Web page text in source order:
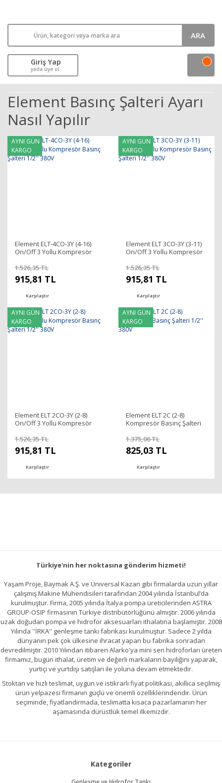
ARA
Giriş Yap
yada üye ol
Element Basınç Şalteri Ayarı
Nasıl Yapılır
AYNI GÜN
KARGO
Element ELT-4CO-3Y (4-16)
On/Off 3 Yollu Kompresör
1.526,35 TL
915,81 TL
Karşılaştır
AYNI GÜN
KARGO
Element ELT 3CO-3Y (3-11)
On/Off 3 Yollu Kompresör
1.526,35 TL
915,81 TL
Karşılaştır
AYNI GÜN
KARGO
Element ELT 2CO-3Y (2-8)
On/Off 3 Yollu Kompresör
1.526,35 TL
915,81 TL
Karşılaştır
AYNI GÜN
KARGO
Element ELT 2C (2-8)
Kompresör Basınç Şalteri
1.375,06 TL
825,03 TL
Karşılaştır
Türkiye'nin her noktasına gönderim hizmeti!
Yaşam Proje, Baymak A.Ş. ve Üniversal Kazan gibi firmalarda uzun yıllar
çalışmış Makine Mühendisileri tarafından 2004 yılında İstanbul’da
kurulmuştur. Firma, 2005 yılında İtalya pompa üreticilerinden ASTRA
GROUP-OSIP firmasının Türkiye distribütörlüğünü almıştır. 2006 yılında
uzak doğudan pompa ve hidrofor aksesuarları ithalatına başlamıştır. 2008
Yılında ''İRKA'' genleşme tankı fabrikası kurulmuştur. Sadece 2 yılda
dünyanın pek çok ülkesine ihracat yapan bu fabrika sonradan
devredilmiştir. 2010 Yılından itibaren Alarko'ya mini seri hidroforları üreten
firmamız, bugün ithalat, üretim ve değerli markaların bayiliğini yaparak,
yurtiçi ve yurtdışı satışları ile yoluna devam etmektedir.
Stoktan ve hızlı teslimat, uygun ve istikrarlı fiyat politikası, akıllıca seçilmiş
ürün yelpazesi firmanın güçlü ve önemli özelliklerindendir. Ürün
seçiminde, fiyatlandırmada, teslimatta kısaca pazarlamanın her
aşamasında dürüstlük temel ilkemizdir.
Kategoriler